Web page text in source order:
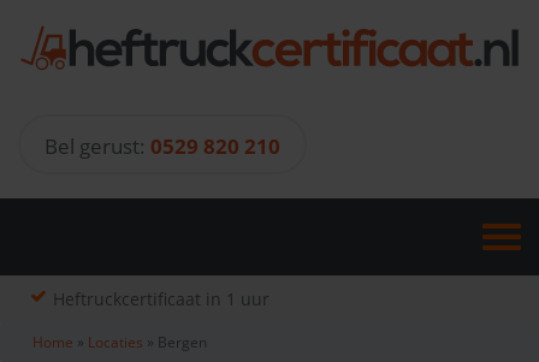
content
Bel gerust: 0529 820 210
Heftruckcertificaat in 1 uur
Home » Locaties » Bergen